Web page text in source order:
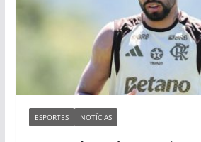
ESPORTES NOTÍCIAS